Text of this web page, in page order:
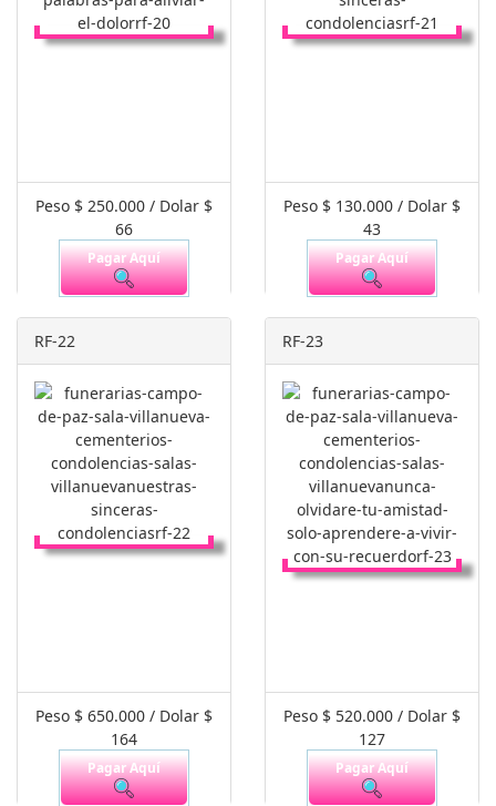
Peso $ 250.000 / Dolar $
66
Pagar Aquí
Peso $ 130.000 / Dolar $
43
Pagar Aquí
RF-22
Peso $ 650.000 / Dolar $
164
Pagar Aquí
RF-23
Peso $ 520.000 / Dolar $
127
Pagar Aquí